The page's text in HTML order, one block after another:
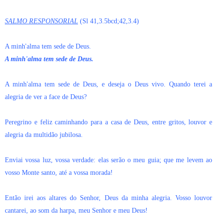
SALMO RESPONSORIAL (Sl 41,3.5bcd;42,3.4)
A minh'alma tem sede de Deus.
A minh'alma tem sede de Deus.
A minh'alma tem sede de Deus, e deseja o Deus vivo. Quando terei a
alegria de ver a face de Deus?
Peregrino e feliz caminhando para a casa de Deus, entre gritos, louvor e
alegria da multidão jubilosa.
Enviai vossa luz, vossa verdade: elas serão o meu guia; que me levem ao
vosso Monte santo, até a vossa morada!
Então irei aos altares do Senhor, Deus da minha alegria. Vosso louvor
cantarei, ao som da harpa, meu Senhor e meu Deus!